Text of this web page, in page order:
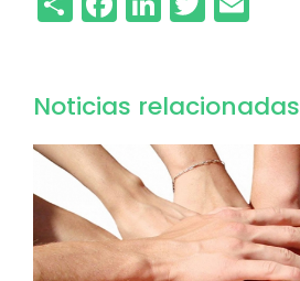
Noticias relacionadas